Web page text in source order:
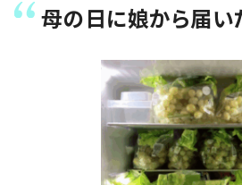
母の日に娘から届